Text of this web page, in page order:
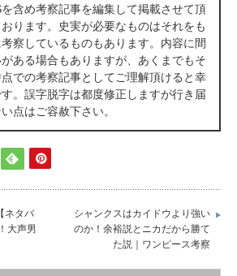
含め考察記事を編集して掲載させて頂
ります。史実が必要なものはそれをも
考察しているものもあります。内容に間
ある場合もありますが、あくまでもそ
での考察記事としてご理解頂けると幸
。誤字脱字は都度修正しますが行き届
点はご容赦下さい。
ネタバ
大声男
シャンクスはカイドウより強い
のか！余裕説とニカだから勝て
た説｜ワンピース考察